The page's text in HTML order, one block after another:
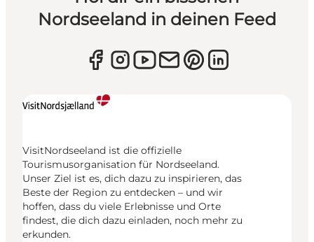
Nordseeland in deinen Feed
VisitNordseeland ist die offizielle
Tourismusorganisation für Nordseeland.
Unser Ziel ist es, dich dazu zu inspirieren, das
Beste der Region zu entdecken – und wir
hoffen, dass du viele Erlebnisse und Orte
findest, die dich dazu einladen, noch mehr zu
erkunden.